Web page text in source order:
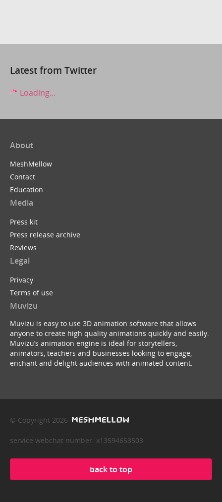
Latest from Twitter
Loading...
About
MeshMellow
Contact
Education
Media
Press kit
Press release archive
Reviews
Legal
Privacy
Terms of use
Muvizu
Muvizu is easy to use 3D animation software that allows
anyone to create high quality animations quickly and easily.
Muvizu’s animation engine is ideal for storytellers,
animators, teachers and businesses looking to engage,
enchant and delight audiences with animated content.
© Copyright 2026
service webchat number: x13594653503
back to top